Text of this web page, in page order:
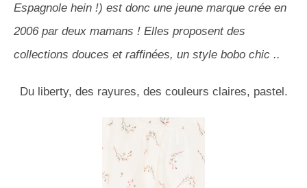
Espagnole hein !) est donc une jeune marque crée en
2006 par deux mamans ! Elles proposent des
collections douces et raffinées, un style bobo chic ..
Du liberty, des rayures, des couleurs claires, pastel.